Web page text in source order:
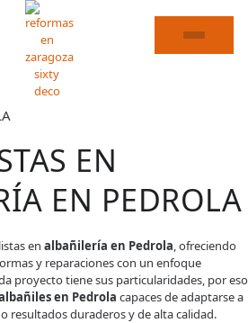
EN
EN PEDROLA
en albañilería en Pedrola, ofreciendo
y reparaciones con un enfoque
proyecto tiene sus particularidades, por eso
en Pedrola capaces de adaptarse a
resultados duraderos y de alta calidad.